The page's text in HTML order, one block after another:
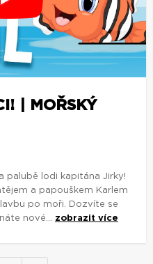
| MOŘSKÝ
palubě lodi kapitána Jirky!
a papouškem Karlem
po moři. Dozvíte se
nové... zobrazit více